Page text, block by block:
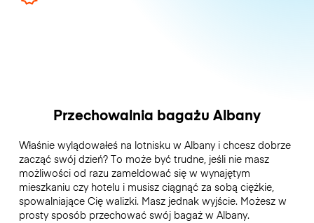
Przechowalnia bagażu Albany
Właśnie wylądowałeś na lotnisku w Albany i chcesz dobrze
zacząć swój dzień? To może być trudne, jeśli nie masz
możliwości od razu zameldować się w wynajętym
mieszkaniu czy hotelu i musisz ciągnąć za sobą ciężkie,
spowalniające Cię walizki. Masz jednak wyjście. Możesz w
prosty sposób przechować swój bagaż w Albany.